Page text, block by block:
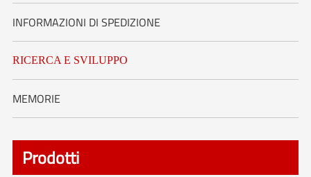
INFORMAZIONI DI SPEDIZIONE
RICERCA E SVILUPPO
MEMORIE
Prodotti